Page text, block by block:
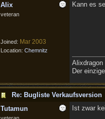
Alix
veteran
Joined: Mar 2003
Location: Chemnitz
Kann es
Alixdragon
Der
Re: Bugliste Verkaufsversion
Tutamun Ist zwar